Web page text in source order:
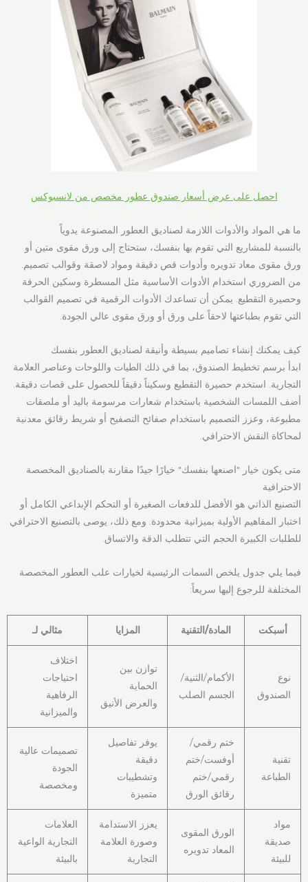
احصل على عرض أسعار صندوق عطور مخصص من لانسبوكس
ما هي المواد والأدوات اللازمة لصناديق العطور المصنوعة يدوياً
بالنسبة للمشاريع التي تقوم بها بنفسك، ستحتاج إلى ورق مقوى متين أو
ورق مقوى معاد تدويره وأدوات قص دقيقة ومواد لاصقة وقوالب تصميم.
من الضروري استخدام الأدوات الأساسية مثل المسطرة وسكين الحرفة
وحصيرة التقطيع. يمكن أن تساعدك الأدوات الرقمية في تصميم القوالب
التي تقوم بطباعتها لاحقاً على ورق أو ورق مقوى عالي الجودة.
كيف يمكنك إنشاء تصاميم بسيطة وأنيقة لصناديق العطور بنفسك
ابدأ برسم تخطيط الصندوق، بما في ذلك الطيات واللوحات وعناصر العلامة
التجارية. استخدم حصيرة التقطيع وسكيناً دقيقاً للحصول على قصات دقيقة.
أضف اللمسات الشخصية باستخدام شعارات مرسومة باليد أو ملصقات
مطبوعة، وعزز التصميم باستخدام صفائح التصفيح أو شريط رقائق معدنية
لمحاكاة النقش الاحترافي.
متى يكون خيار "اصنعها بنفسك" خيارًا جيدًا مقارنة بالصناديق المخصصة
الاحترافية
التصنيع الذاتي هو الأفضل للدفعات الصغيرة أو التحكم الإبداعي الكامل أو
اختبار المفاهيم الأولية بميزانية محدودة. ومع ذلك، يوصى بالتصنيع الاحترافي
للطلبات الكبيرة الحجم التي تتطلب الدقة والاتساق.
فيما يلي جدول يلخص السمات الرئيسية لخيارات علب العطور المخصصة
المختلفة للرجوع إليها سريعاً:
أسبكت المادة/التقنية المزايا مثالي لـ
نوع
الصندوق
الأكمام/الثنية/
الجسم الصلب
توازن بين
الحماية
والعرض الأنيق
اختلاف
احتياجات
الرفاهية
والميزانية
تقنية
الطباعة
ختم رقمي/
أوفست/ختم
رقمي/ختم
رقائق الورق
يوفر تفاصيل
دقيقة
وتشطيبات
متميزة
تصميمات عالية
الجودة
ومخصصة
مواد
صديقة
للبيئة
الورق المقوى
المعاد تدويره
يعزز الاستدامة
وصورة العلامة
التجارية
العلامات
التجارية الواعية
بالبيئة